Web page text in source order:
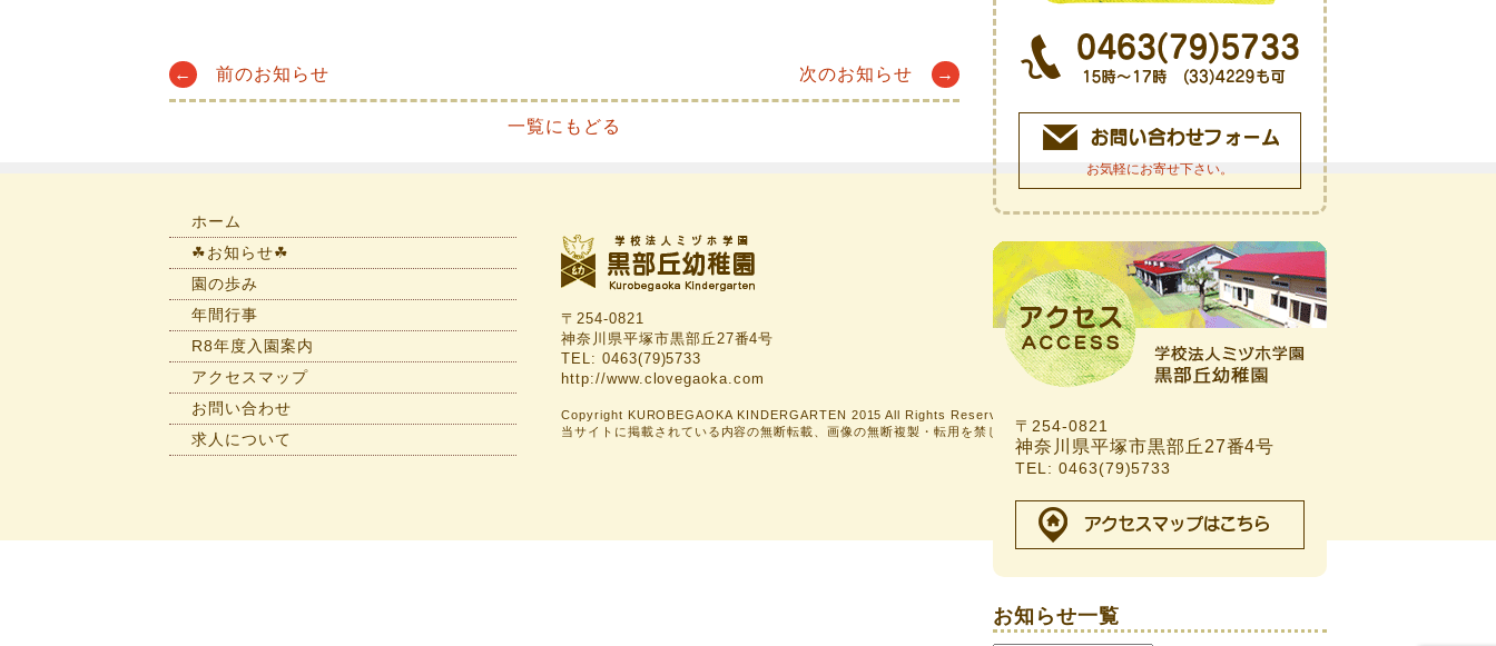
navigation
← 前のお知らせ 次のお知らせ →
一覧にもどる
お気軽にお寄せ下さい。
〒254-0821
神奈川県平塚市黒部丘27番4号
TEL: 0463(79)5733
お知らせ一覧
ホーム
☘お知らせ☘
園の歩み
年間行事
R8年度入園案内
アクセスマップ
お問い合わせ
求人について
〒254-0821
神奈川県平塚市黒部丘27番4号
TEL: 0463(79)5733
http://www.clovegaoka.com
Copyright KUROBEGAOKA KINDERGARTEN 2015 All Rights Reserved.
当サイトに掲載されている内容の無断転載、画像の無断複製・転用を禁じます。